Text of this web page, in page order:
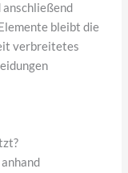
anschließend
bleibt die
verbreitetes